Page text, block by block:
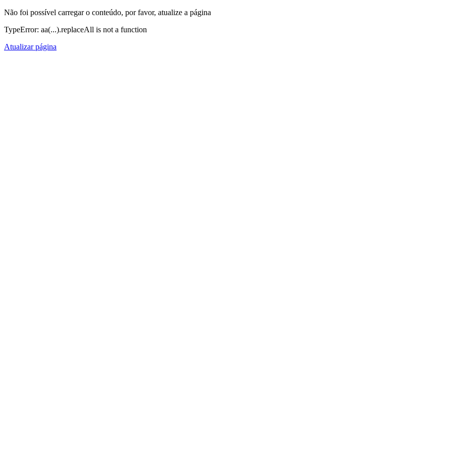
Não foi possível carregar o conteúdo, por favor, atualize a página
TypeError: aa(...).replaceAll is not a function
Atualizar página